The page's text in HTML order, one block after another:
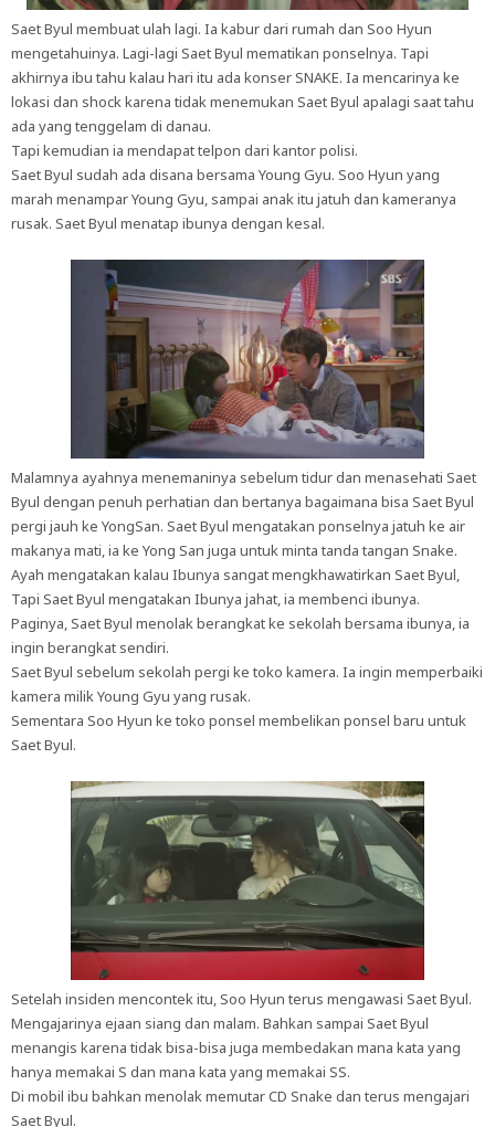
Saet Byul membuat ulah lagi. Ia kabur dari rumah dan Soo Hyun
mengetahuinya. Lagi-lagi Saet Byul mematikan ponselnya. Tapi
akhirnya ibu tahu kalau hari itu ada konser SNAKE. Ia mencarinya ke
lokasi dan shock karena tidak menemukan Saet Byul apalagi saat tahu
ada yang tenggelam di danau.
Tapi kemudian ia mendapat telpon dari kantor polisi.
Saet Byul sudah ada disana bersama Young Gyu. Soo Hyun yang
marah menampar Young Gyu, sampai anak itu jatuh dan kameranya
rusak. Saet Byul menatap ibunya dengan kesal.
Malamnya ayahnya menemaninya sebelum tidur dan menasehati Saet
Byul dengan penuh perhatian dan bertanya bagaimana bisa Saet Byul
pergi jauh ke YongSan. Saet Byul mengatakan ponselnya jatuh ke air
makanya mati, ia ke Yong San juga untuk minta tanda tangan Snake.
Ayah mengatakan kalau Ibunya sangat mengkhawatirkan Saet Byul,
Tapi Saet Byul mengatakan Ibunya jahat, ia membenci ibunya.
Paginya, Saet Byul menolak berangkat ke sekolah bersama ibunya, ia
ingin berangkat sendiri.
Saet Byul sebelum sekolah pergi ke toko kamera. Ia ingin memperbaiki
kamera milik Young Gyu yang rusak.
Sementara Soo Hyun ke toko ponsel membelikan ponsel baru untuk
Saet Byul.
Setelah insiden mencontek itu, Soo Hyun terus mengawasi Saet Byul.
Mengajarinya ejaan siang dan malam. Bahkan sampai Saet Byul
menangis karena tidak bisa-bisa juga membedakan mana kata yang
hanya memakai S dan mana kata yang memakai SS.
Di mobil ibu bahkan menolak memutar CD Snake dan terus mengajari
Saet Byul.